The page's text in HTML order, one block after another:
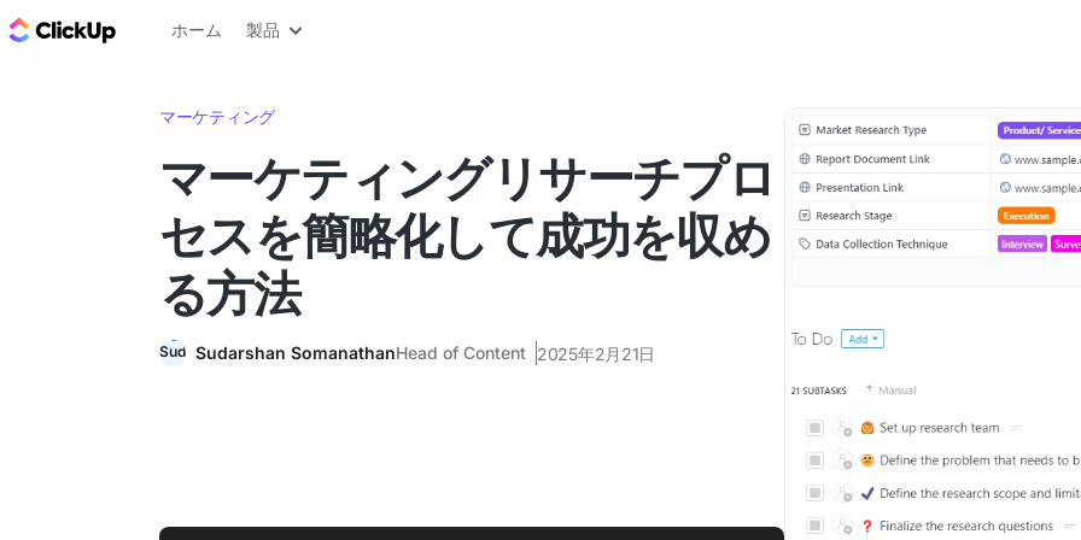
ClickUp ブログ
ホーム 製品
マーケティング
マーケティングリサーチプロ
セスを簡略化して成功を収め
る方法
Sudarshan SomanathanHead of Content 2025年2月21日